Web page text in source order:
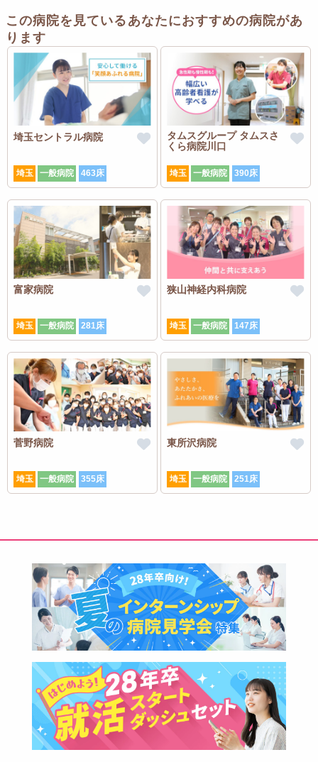
この病院を見ているあなたにおすすめの病院があ
ります
埼玉セントラル病院
埼玉 一般病院 463床
タムスグループ タムスさ
くら病院川口
埼玉 一般病院 390床
富家病院
埼玉 一般病院 281床
狭山神経内科病院
埼玉 一般病院 147床
菅野病院
埼玉 一般病院 355床
東所沢病院
埼玉 一般病院 251床